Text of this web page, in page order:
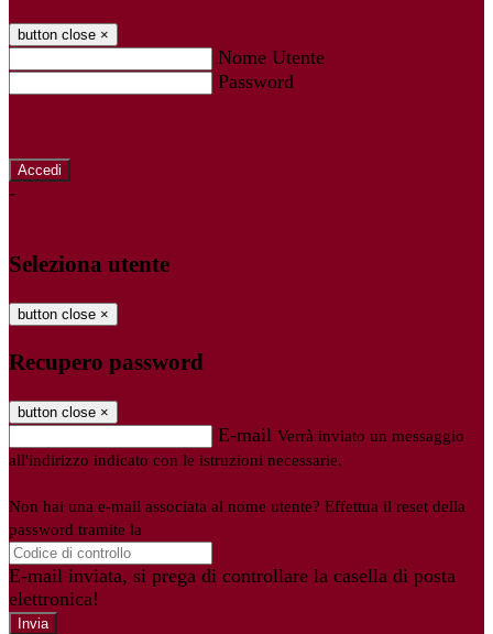
button close ×
Nome Utente
Password
-
Seleziona utente
button close ×
Recupero password
button close ×
E-mail Verrà inviato un messaggio
all'indirizzo indicato con le istruzioni necessarie.
Non hai una e-mail associata al nome utente? Effettua il reset della
password tramite la
E-mail inviata, si prega di controllare la casella di posta
elettronica!